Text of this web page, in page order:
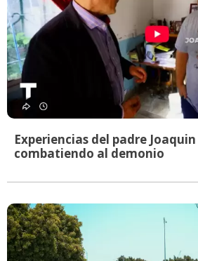
Experiencias del padre
combatiendo al demonio